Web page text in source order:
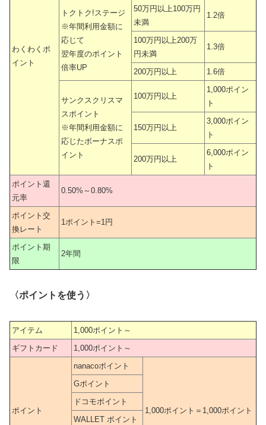
わくわくポ
イント
トクトク!ステージ
※年間利用金額に
応じて
翌年度のポイント
倍率UP
50万円以上100万円
未満
1.2倍
100万円以上200万
円未満
1.3倍
200万円以上 1.6倍
サンクスクリスマ
スポイント
※年間利用金額に
応じたボーナスポ
イント
100万円以上
1,000ポイン
ト
150万円以上
3,000ポイン
ト
200万円以上
6,000ポイン
ト
ポイント還
元率
0.50%～0.80%
ポイント交
換レート
1ポイント=1円
ポイント期
限
2年間
〈ポイントを使う〉
アイテム
1,000ポイント～
ギフトカード
1,000ポイント～
ポイント
nanacoポイント
1,000ポイント＝1,000ポイント
Gポイント
ドコモポイント
WALLET ポイント